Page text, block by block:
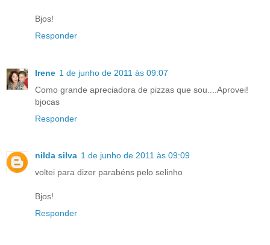
Bjos!
Responder
Irene 1 de junho de 2011 às 09:07
Como grande apreciadora de pizzas que sou....Aprovei!
bjocas
Responder
nilda silva 1 de junho de 2011 às 09:09
voltei para dizer parabéns pelo selinho
Bjos!
Responder